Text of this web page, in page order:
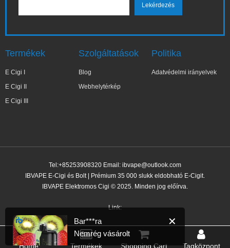
Termékek
E Cigi I
E Cigi II
E Cigi III
Szolgáltatások
Blog
Webhelytérkép
Politika
Adatvédelmi irányelvek
Tel:+85253908320 Email: ibvape@outlook.com
IBVAPE E-Cigi és Bolt | Prémium 35 000 slukk eldobható E-Cigit.
IBVAPE Elektromos Cigi © 2025. Minden jog előírva.
Link:
Home Termékek Shopping Cart Tagközpont
✕
Bar***ra
31 perccel ezelőtt